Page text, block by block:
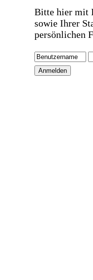
Bitte hier mit
sowie Ihrer
persönlichen